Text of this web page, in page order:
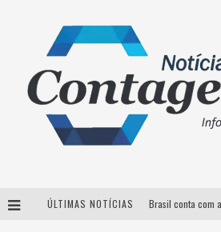
ÚLTIMAS NOTÍCIAS